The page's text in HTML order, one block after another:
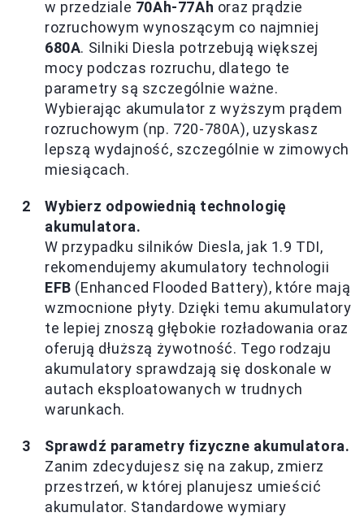
w przedziale 70Ah-77Ah oraz prądzie
rozruchowym wynoszącym co najmniej
680A. Silniki Diesla potrzebują większej
mocy podczas rozruchu, dlatego te
parametry są szczególnie ważne.
Wybierając akumulator z wyższym prądem
rozruchowym (np. 720-780A), uzyskasz
lepszą wydajność, szczególnie w zimowych
miesiącach.
Wybierz odpowiednią technologię
akumulatora.
W przypadku silników Diesla, jak 1.9 TDI,
rekomendujemy akumulatory technologii
EFB (Enhanced Flooded Battery), które mają
wzmocnione płyty. Dzięki temu akumulatory
te lepiej znoszą głębokie rozładowania oraz
oferują dłuższą żywotność. Tego rodzaju
akumulatory sprawdzają się doskonale w
autach eksploatowanych w trudnych
warunkach.
Sprawdź parametry fizyczne akumulatora.
Zanim zdecydujesz się na zakup, zmierz
przestrzeń, w której planujesz umieścić
akumulator. Standardowe wymiary